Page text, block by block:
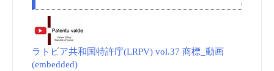
ラトビア共和国特許庁(LRPV) vol.37 商標_動画
(embedded)